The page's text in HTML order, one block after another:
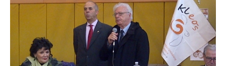
Distretto
Progetti